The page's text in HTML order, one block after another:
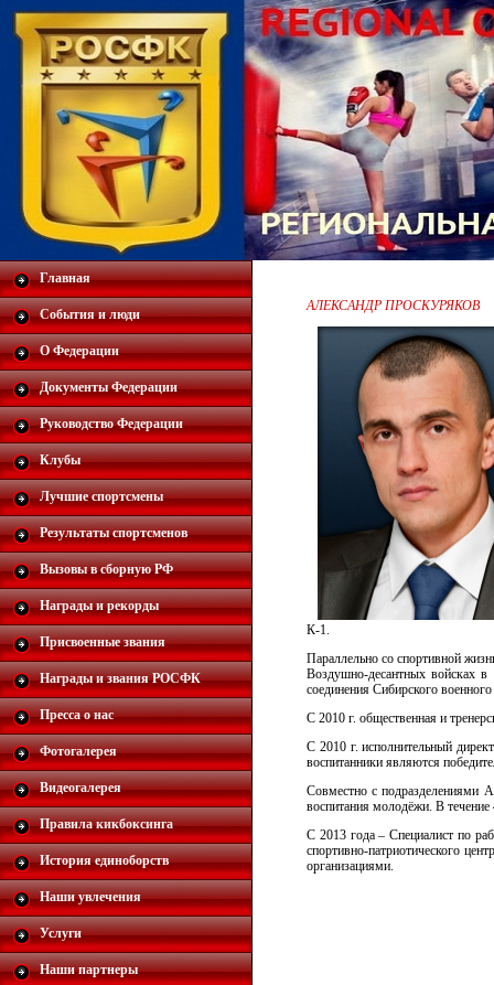
Главная
События и люди
О Федерации
Документы Федерации
Руководство Федерации
Клубы
Лучшие спортсмены
Результаты спортсменов
Вызовы в сборную РФ
Награды и рекорды
Присвоенные звания
Награды и звания РОСФК
Пресса о нас
Фотогалерея
Видеогалерея
Правила кикбоксинга
История единоборств
Наши увлечения
Услуги
Наши партнеры
АЛЕКСАНДР ПРОСКУРЯКОВ
К-1.
Параллельно со спортивной
Воздушно-десантных войсках
соединения Сибирского
С 2010 г. общественная и
С 2010 г. исполнительный
воспитанники являются
Совместно с подразделениями
воспитания молодёжи. В
С 2013 года – Специалист по
спортивно-патриотического
организациями.